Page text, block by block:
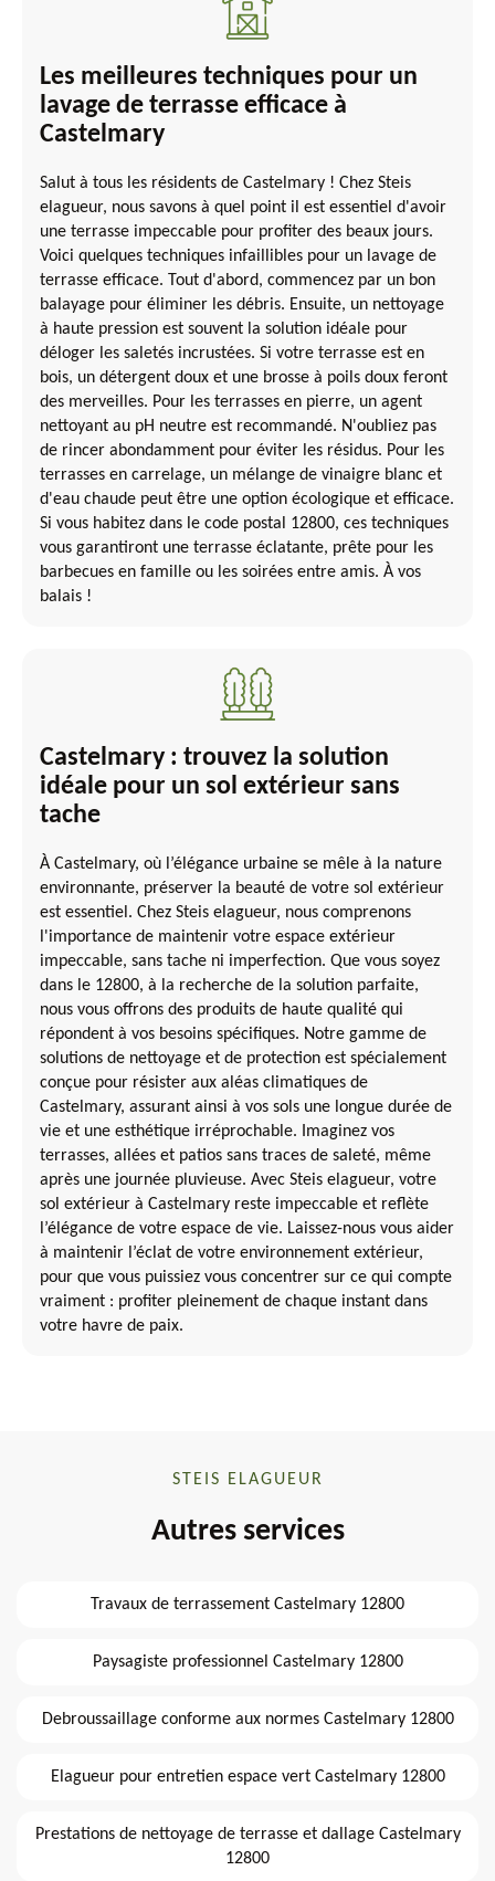
Les meilleures techniques pour un
lavage de terrasse efficace à
Castelmary
Salut à tous les résidents de Castelmary ! Chez Steis
elagueur, nous savons à quel point il est essentiel d'avoir
une terrasse impeccable pour profiter des beaux jours.
Voici quelques techniques infaillibles pour un lavage de
terrasse efficace. Tout d'abord, commencez par un bon
balayage pour éliminer les débris. Ensuite, un nettoyage
à haute pression est souvent la solution idéale pour
déloger les saletés incrustées. Si votre terrasse est en
bois, un détergent doux et une brosse à poils doux feront
des merveilles. Pour les terrasses en pierre, un agent
nettoyant au pH neutre est recommandé. N'oubliez pas
de rincer abondamment pour éviter les résidus. Pour les
terrasses en carrelage, un mélange de vinaigre blanc et
d'eau chaude peut être une option écologique et efficace.
Si vous habitez dans le code postal 12800, ces techniques
vous garantiront une terrasse éclatante, prête pour les
barbecues en famille ou les soirées entre amis. À vos
balais !
Castelmary : trouvez la solution
idéale pour un sol extérieur sans
tache
À Castelmary, où l’élégance urbaine se mêle à la nature
environnante, préserver la beauté de votre sol extérieur
est essentiel. Chez Steis elagueur, nous comprenons
l'importance de maintenir votre espace extérieur
impeccable, sans tache ni imperfection. Que vous soyez
dans le 12800, à la recherche de la solution parfaite,
nous vous offrons des produits de haute qualité qui
répondent à vos besoins spécifiques. Notre gamme de
solutions de nettoyage et de protection est spécialement
conçue pour résister aux aléas climatiques de
Castelmary, assurant ainsi à vos sols une longue durée de
vie et une esthétique irréprochable. Imaginez vos
terrasses, allées et patios sans traces de saleté, même
après une journée pluvieuse. Avec Steis elagueur, votre
sol extérieur à Castelmary reste impeccable et reflète
l’élégance de votre espace de vie. Laissez-nous vous aider
à maintenir l’éclat de votre environnement extérieur,
pour que vous puissiez vous concentrer sur ce qui compte
vraiment : profiter pleinement de chaque instant dans
votre havre de paix.
STEIS ELAGUEUR
Autres services
Travaux de terrassement Castelmary 12800
Paysagiste professionnel Castelmary 12800
Debroussaillage conforme aux normes Castelmary 12800
Elagueur pour entretien espace vert Castelmary 12800
Prestations de nettoyage de terrasse et dallage Castelmary
12800